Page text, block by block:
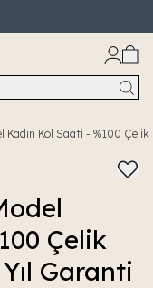
Kadın Kol Saati - %100
Çelik
Garanti